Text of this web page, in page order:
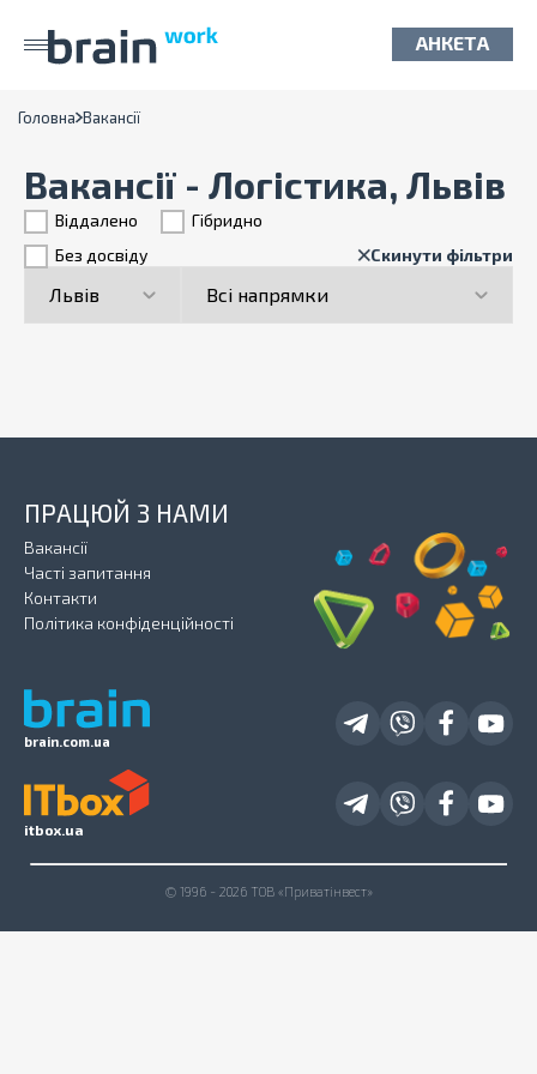
АНКЕТА
Головна Вакансії
Вакансії - Логістика, Львів
Віддалено
Гiбридно
Без досвіду
Скинути фільтри
brain.com.ua
ПРАЦЮЙ З НАМИ
Вакансії
Часті запитання
Контакти
Політика конфіденційності
itbox.ua
© 1996 - 2026 ТОВ «Приватінвест»